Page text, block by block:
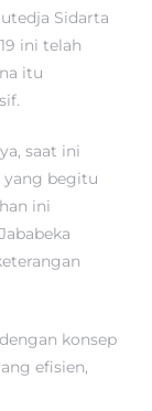
Sidarta
ini telah
itu
saat ini
begitu
ini
konsep
efisien,